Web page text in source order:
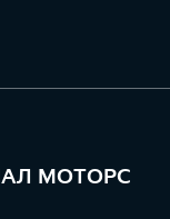
МОТОРС